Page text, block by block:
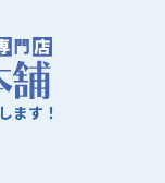
ます！